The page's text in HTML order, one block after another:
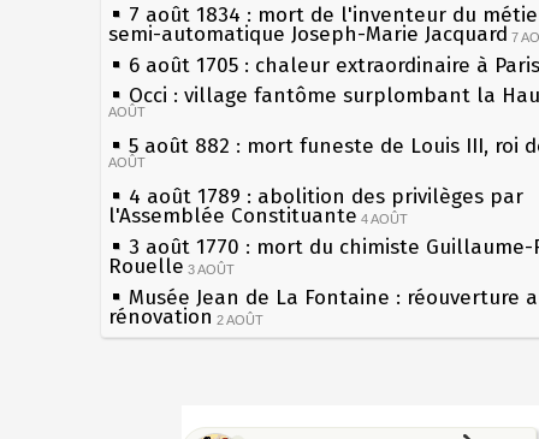
7 août 1834 : mort de l'inventeur du
semi-automatique Joseph-Marie Jacquard 7
6 août 1705 : chaleur extraordinaire à Paris
Occi : village fantôme surplombant la
AOÛT
5 août 882 : mort funeste de Louis III, roi
AOÛT
4 août 1789 : abolition des privilèges par
l'Assemblée Constituante 4 AOÛT
3 août 1770 : mort du chimiste Guillaume-
Rouelle 3 AOÛT
Musée Jean de La Fontaine : réouverture
rénovation 2 AOÛT
2 août 1802 : Bonaparte est nommé
les siècles